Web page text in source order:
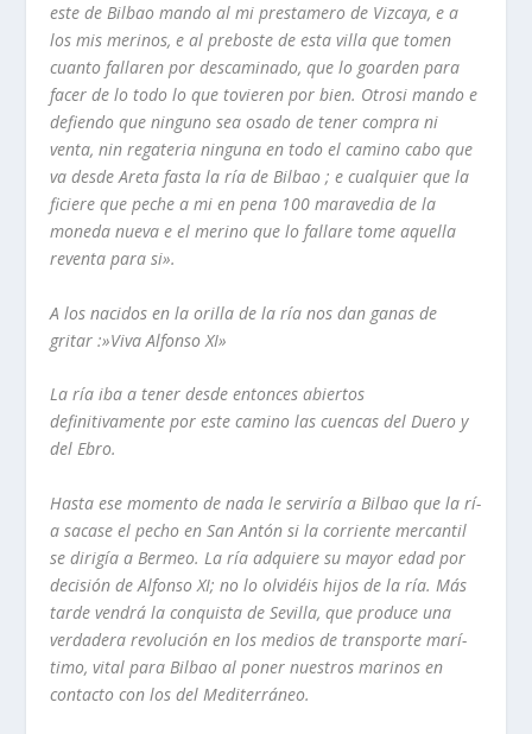
este de Bilbao mando al miprestamero de Vizcaya, e a
los mis merinos, e al preboste de esta villa que tomen
cuanto fallaren por descaminado, que lo goarden para
facer de lo todo lo que tovieren por bien. Otrosi mando e
defiendo que ninguno sea osado de tener compra ni
venta, nin regateria ninguna en todo el camino cabo que
va desde Areta fasta larí­a deBilbao ; e cualquier que la
ficiere que peche a mi en pena 100 maravedia de la
monedanueva e el merino que lo fallare tome aquella
reventa para si».
A los nacidos en la orilla de la rí­a nos dan ganas de
gritar :»Viva Alfonso XI»
La rí­a iba a tener desde entonces abiertos
definitivamente por este camino las cuencasdel Duero y
del Ebro.
Hasta ese momento de nada leservirí­a a Bilbao que larí­
a sacase el pecho en SanAntón si la corriente mercantil
sedirigí­a a Bermeo. Larí­a adquiere su mayor edad por
decisión de AlfonsoXI; no lo olvidéis hijos de larí­a. Más
tardevendrá la conquista de Sevilla, que produce una
verdaderarevolución en los medios detransportemarí­
timo, vital para Bilbao al poner nuestros marinos en
contacto con losdel Mediterráneo.